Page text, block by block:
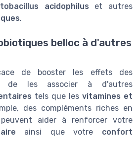
acidophilus et autres
.
belloc à d'autres
de booster les effets des
les associer à d'autres
tels que les vitamines et
des compléments riches en
peuvent aider à renforcer votre
ainsi que votre confort